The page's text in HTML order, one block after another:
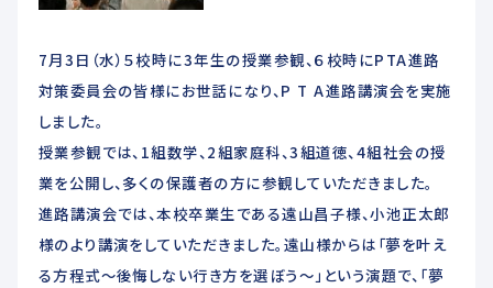
お問い合わせ
各種届出用紙ダウンロード
7月3日（水）５校時に3年生の授業参観、６校時にPTA進路
対策委員会の皆様にお世話になり、P T A進路講演会を実施
しました。
授業参観では、1組数学、2組家庭科、3組道徳、4組社会の授
業を公開し、多くの保護者の方に参観していただきました。
進路講演会では、本校卒業生である遠山昌子様、小池正太郎
様のより講演をしていただきました。遠山様からは「夢を叶え
る方程式〜後悔しない行き方を選ぼう〜」という演題で、「夢